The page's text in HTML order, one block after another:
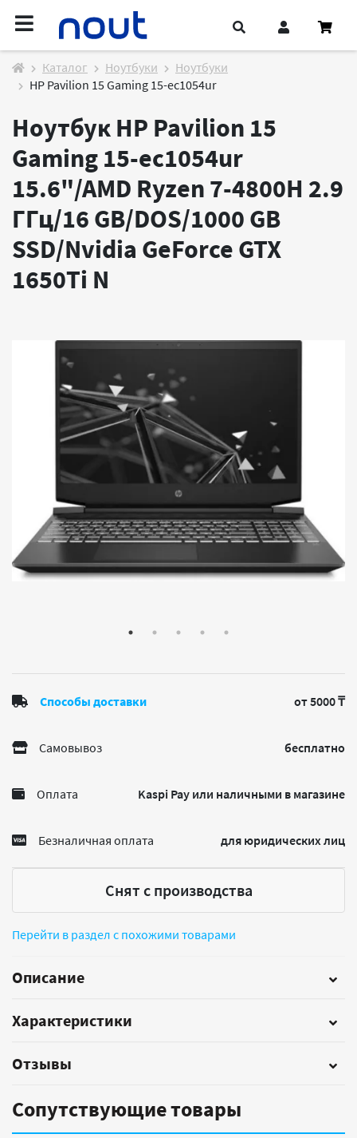
Каталог Ноутбуки
Ноутбуки
HP Pavilion 15 Gaming 15-ec1054ur
Ноутбук HP Pavilion 15
Gaming 15-ec1054ur
15.6"/AMD Ryzen 7-4800H 2.9
ГГц/16 GB/DOS/1000 GB
SSD/Nvidia GeForce GTX
1650Ti N
Способы доставки от 5000 ₸
Самовывоз бесплатно
Оплата Kaspi Pay или наличными в магазине
Безналичная оплата для юридических лиц
Снят с производства
Перейти в раздел с похожими товарами
Описание
Характеристики
Отзывы
Сопутствующие товары